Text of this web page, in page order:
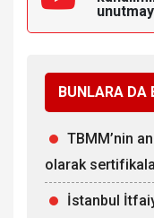
BUNLARA DA
TBMM’nin
olarak
İstanbul